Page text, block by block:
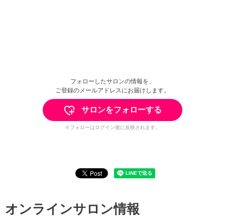
フォローしたサロンの情報を、
ご登録のメールアドレスにお届けします。
サロンをフォローする
※フォローはログイン後に反映されます。
オンラインサロン情報